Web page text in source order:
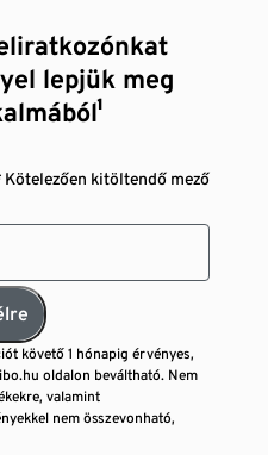
lepjük meg
Kötelezően kitöltendő mező
követő 1 hónapig érvényes,
oldalon beváltható. Nem
valamint
nem összevonható,